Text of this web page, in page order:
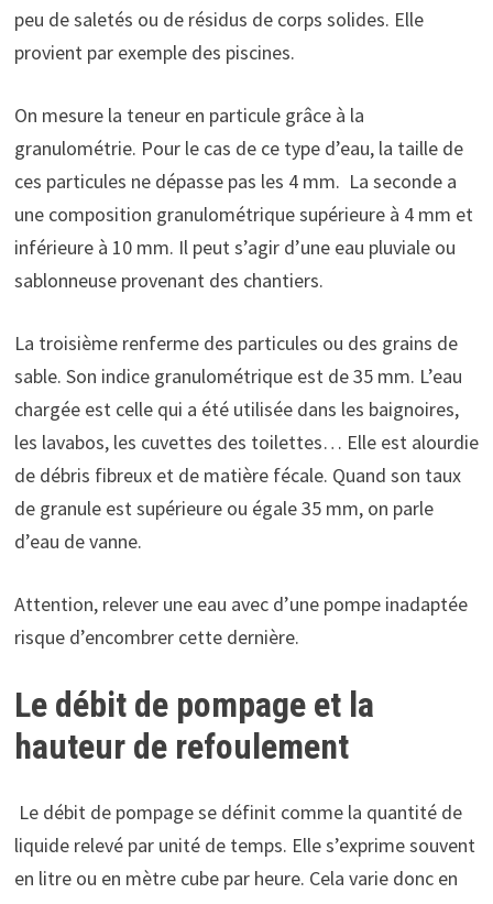
peu de saletés ou de résidus de corps solides. Elle
provient par exemple des piscines.
On mesure la teneur en particule grâce à la
granulométrie. Pour le cas de ce type d’eau, la taille de
ces particules ne dépasse pas les 4 mm. La seconde a
une composition granulométrique supérieure à 4 mm et
inférieure à 10 mm. Il peut s’agir d’une eau pluviale ou
sablonneuse provenant des chantiers.
La troisième renferme des particules ou des grains de
sable. Son indice granulométrique est de 35 mm. L’eau
chargée est celle qui a été utilisée dans les baignoires,
les lavabos, les cuvettes des toilettes… Elle est alourdie
de débris fibreux et de matière fécale. Quand son taux
de granule est supérieure ou égale 35 mm, on parle
d’eau de vanne.
Attention, relever une eau avec d’une pompe inadaptée
risque d’encombrer cette dernière.
Le débit de pompage et la
hauteur de refoulement
Le débit de pompage se définit comme la quantité de
liquide relevé par unité de temps. Elle s’exprime souvent
en litre ou en mètre cube par heure. Cela varie donc en